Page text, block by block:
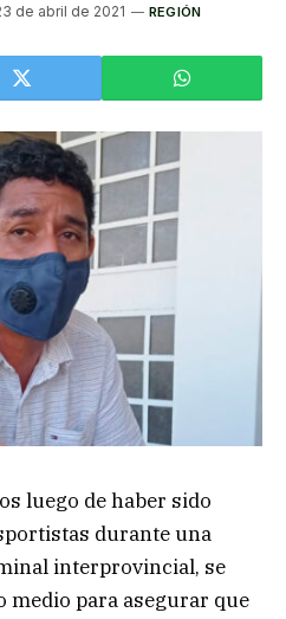
de abril de 2021 REGIÓN
luego de haber sido
durante una
interprovincial, se
para asegurar que